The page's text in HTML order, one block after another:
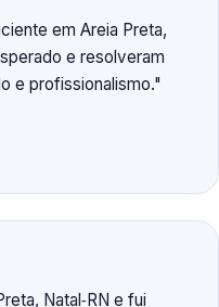
em Areia Preta,
e resolveram
e profissionalismo.
Natal‑RN e fui